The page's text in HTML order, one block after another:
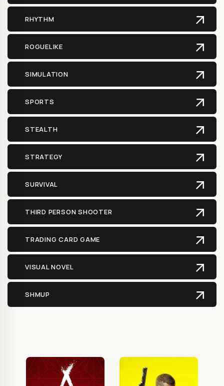
RHYTHM
ROGUELIKE
SIMULATION
SPORTS
STEALTH
STRATEGY
SURVIVAL
THIRD PERSON SHOOTER
TRADING CARD GAME
VISUAL NOVEL
SHMUP